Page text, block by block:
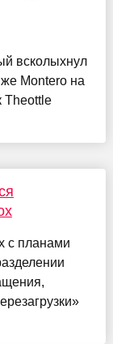
всколыхнул
Montero на
Theottle
с планами